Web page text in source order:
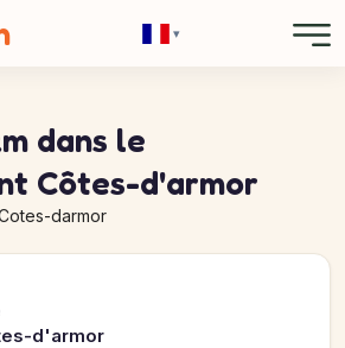
▾
dans le
Côtes-d'armor
darmor
d'armor
cookies